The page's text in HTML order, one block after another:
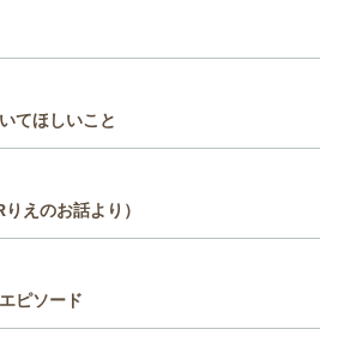
てほしいこと
えのお話より）
ピソード